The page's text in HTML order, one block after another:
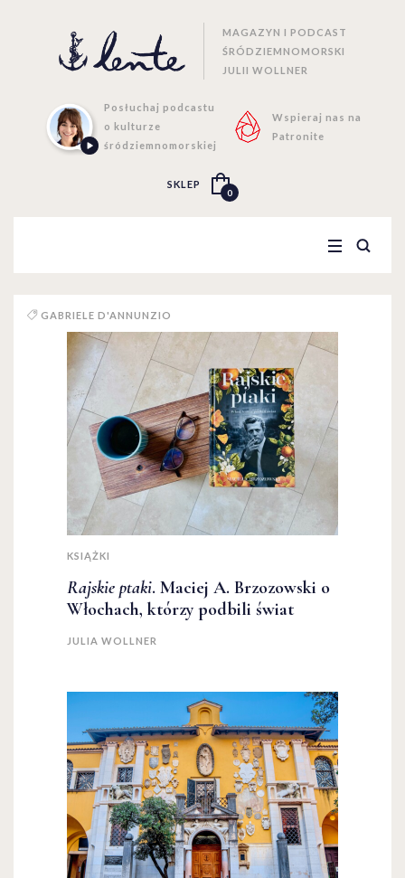
MAGAZYN I PODCAST
ŚRÓDZIEMNOMORSKI
JULII WOLLNER
Posłuchaj podcastu
o kulturze
śródziemnomorskiej
Wspieraj nas na
Patronite
SKLEP
0
GABRIELE D'ANNUNZIO
KSIĄŻKI
Rajskie ptaki. Maciej A. Brzozowski o
Włochach, którzy podbili świat
JULIA WOLLNER